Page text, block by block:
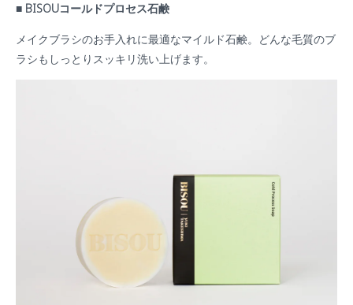
■ BISOUコールドプロセス石鹸
メイクブラシのお手入れに最適なマイルド石鹸。どんな毛質のブ
ラシもしっとりスッキリ洗い上げます。